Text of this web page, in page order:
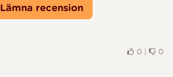
Lämna recension
0 | 0